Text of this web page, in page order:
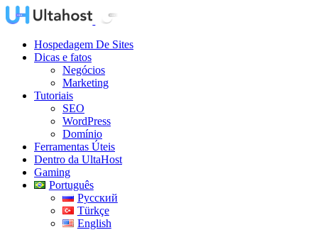
Hospedagem De Sites
Dicas e fatos
Negócios
Marketing
Tutoriais
SEO
WordPress
Domínio
Ferramentas Úteis
Dentro da UltaHost
Gaming
Português
Русский
Türkçe
English